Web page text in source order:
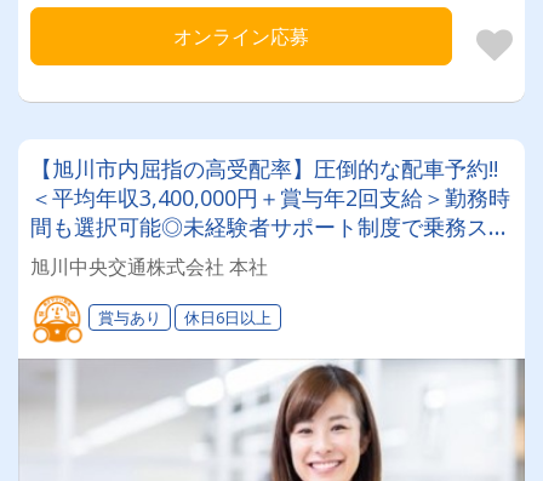
オンライン応募
【旭川市内屈指の高受配率】圧倒的な配車予約!!
＜平均年収3,400,000円＋賞与年2回支給＞勤務時
間も選択可能◎未経験者サポート制度で乗務スタ
ート6ヵ月間は給料保証付き！働きやすい職場な
のでご安心を♪
旭川中央交通株式会社 本社
賞与あり 休日6日以上